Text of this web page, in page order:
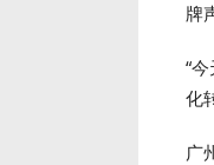
牌
“
化
广